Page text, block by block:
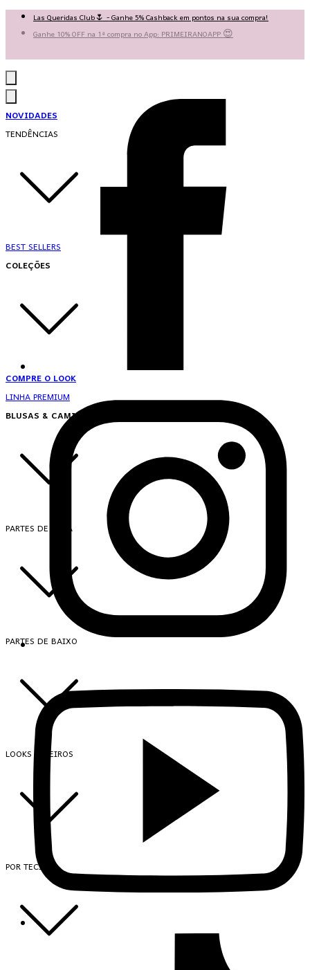
Las Queridas Club🌷 - Ganhe 5% Cashback em pontos na sua compra!
Ganhe 10% OFF na 1ª compra no App: PRIMEIRANOAPP 😍
NOVIDADES
TENDÊNCIAS
BEST SELLERS
COLEÇÕES
COMPRE O LOOK
LINHA PREMIUM
BLUSAS & CAMISAS
PARTES DE CIMA
PARTES DE BAIXO
LOOKS INTEIROS
POR TECIDO